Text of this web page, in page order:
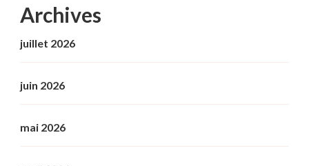
Archives
juillet 2026
juin 2026
mai 2026